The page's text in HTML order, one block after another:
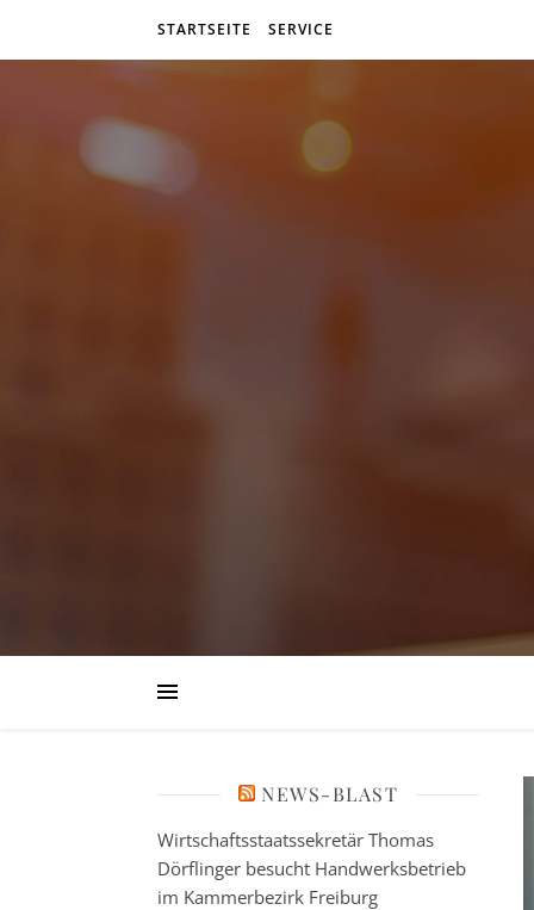
STARTSEITE SERVICE
NEWS-BLAST
Wirtschaftsstaatssekretär Thomas
Dörflinger besucht Handwerksbetrieb
im Kammerbezirk Freiburg